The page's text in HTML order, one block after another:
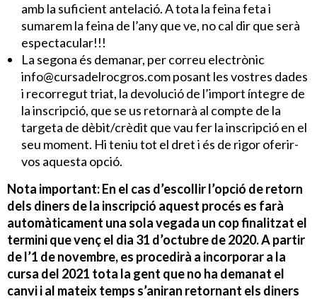
amb la suficient antelació. A tota la feina feta i
sumarem la feina de l’any que ve, no cal dir que serà
espectacular!!!
La segona és demanar, per correu electrònic
info@cursadelrocgros.com posant les vostres dades
i recorregut triat, la devolució de l’import íntegre de
la inscripció, que se us retornarà al compte de la
targeta de dèbit/crèdit que vau fer la inscripció en el
seu moment. Hi teniu tot el dret i és de rigor oferir-
vos aquesta opció.
Nota important: En el cas d’escollir l’opció de retorn
dels diners de la inscripció aquest procés es farà
automàticament una sola vegada un cop finalitzat el
termini que venç el dia 31 d’octubre de 2020. A partir
de l’1 de novembre, es procedirà a incorporar a la
cursa del 2021 tota la gent que no ha demanat el
canvi i al mateix temps s’aniran retornant els diners